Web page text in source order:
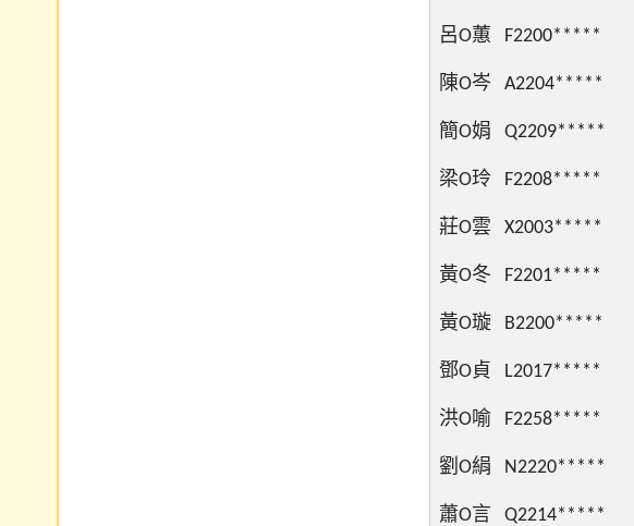
呂O蕙 F2200*****
陳O岑 A2204*****
簡O娟 Q2209*****
梁O玲 F2208*****
莊O雲 X2003*****
黃O冬 F2201*****
黃O璇 B2200*****
鄧O貞 L2017*****
洪O喻 F2258*****
劉O絹 N2220*****
蕭O言 Q2214*****